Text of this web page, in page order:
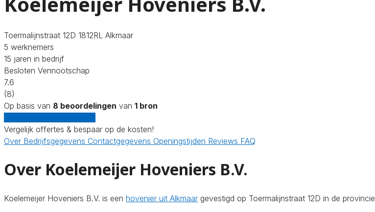
Toermalijnstraat 12D 1812RL Alkmaar
5 werknemers
15 jaren in bedrijf
Besloten Vennootschap
7.6
(8)
Op basis van 8 beoordelingen van 1 bron
Vergelijk offertes & bespaar op de kosten!
Over Bedrijfsgegevens Contactgegevens Openingstijden Reviews FAQ
Over Koelemeijer Hoveniers B.V.
Koelemeijer Hoveniers B.V. is een hovenier uit Alkmaar gevestigd op Toermalijnstraat 12D in de provincie